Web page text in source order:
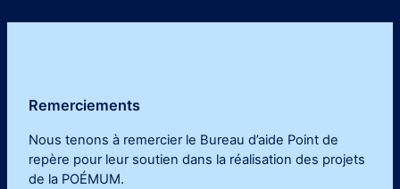
Remerciements
Nous tenons à remercier le Bureau d’aide Point de
repère pour leur soutien dans la réalisation des projets
de la POÉMUM.